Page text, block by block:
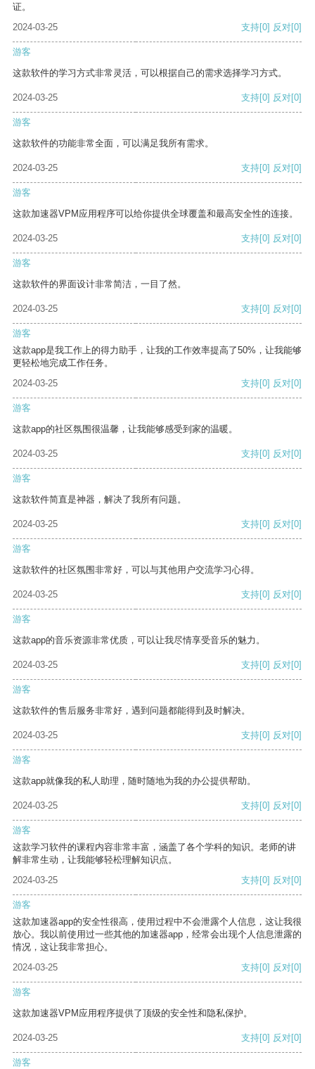
证。
2024-03-25
支持[0] 反对[0]
游客
这款软件的学习方式非常灵活，可以根据自己的需求选择学习方式。
2024-03-25 支持[0] 反对[0]
游客
这款软件的功能非常全面，可以满足我所有需求。
2024-03-25 支持[0] 反对[0]
游客
这款加速器VPM应用程序可以给你提供全球覆盖和最高安全性的连接。
2024-03-25 支持[0] 反对[0]
游客
这款软件的界面设计非常简洁，一目了然。
2024-03-25 支持[0] 反对[0]
游客
这款app是我工作上的得力助手，让我的工作效率提高了50%，让我能够
更轻松地完成工作任务。
2024-03-25
支持[0] 反对[0]
游客
这款app的社区氛围很温馨，让我能够感受到家的温暖。
2024-03-25 支持[0] 反对[0]
游客
这款软件简直是神器，解决了我所有问题。
2024-03-25 支持[0] 反对[0]
游客
这款软件的社区氛围非常好，可以与其他用户交流学习心得。
2024-03-25 支持[0] 反对[0]
游客
这款app的音乐资源非常优质，可以让我尽情享受音乐的魅力。
2024-03-25 支持[0] 反对[0]
游客
这款软件的售后服务非常好，遇到问题都能得到及时解决。
2024-03-25 支持[0] 反对[0]
游客
这款app就像我的私人助理，随时随地为我的办公提供帮助。
2024-03-25 支持[0] 反对[0]
游客
这款学习软件的课程内容非常丰富，涵盖了各个学科的知识。老师的讲
解非常生动，让我能够轻松理解知识点。
2024-03-25
支持[0] 反对[0]
游客
这款加速器app的安全性很高，使用过程中不会泄露个人信息，这让我很
放心。我以前使用过一些其他的加速器app，经常会出现个人信息泄露的
情况，这让我非常担心。
2024-03-25
支持[0] 反对[0]
游客
这款加速器VPM应用程序提供了顶级的安全性和隐私保护。
2024-03-25 支持[0] 反对[0]
游客